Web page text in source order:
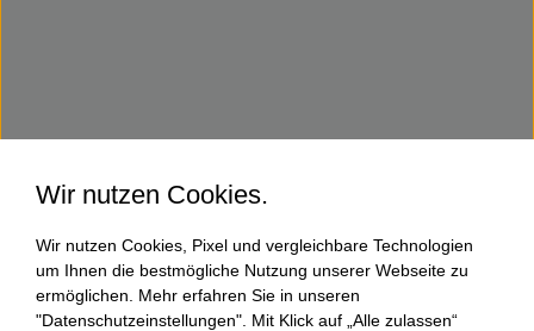
Wir nutzen Cookies.
Wir nutzen Cookies, Pixel und vergleichbare Technologien
um Ihnen die bestmögliche Nutzung unserer Webseite zu
ermöglichen. Mehr erfahren Sie in unseren
"Datenschutzeinstellungen". Mit Klick auf „Alle zulassen“